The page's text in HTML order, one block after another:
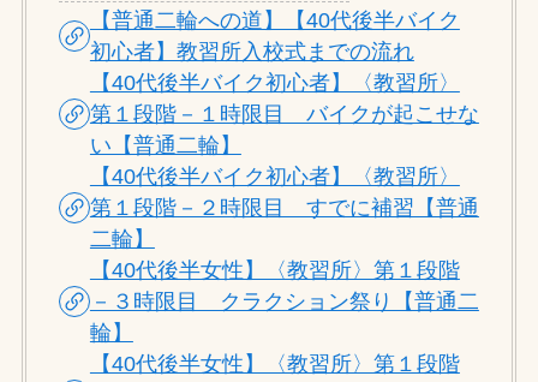
【普通二輪への道】【40代後半バイク
初心者】教習所入校式までの流れ
【40代後半バイク初心者】〈教習所〉
第１段階－１時限目 バイクが起こせな
い【普通二輪】
【40代後半バイク初心者】〈教習所〉
第１段階－２時限目 すでに補習【普通
二輪】
【40代後半女性】〈教習所〉第１段階
－３時限目 クラクション祭り【普通二
輪】
【40代後半女性】〈教習所〉第１段階